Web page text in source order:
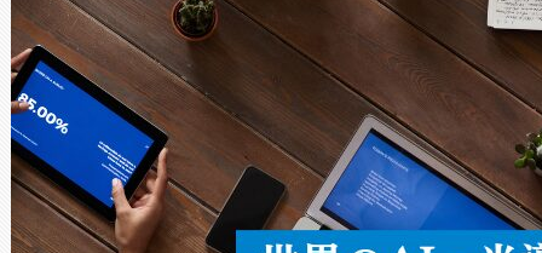
× 80°のノーマルモード、長
ードを切り替えて使用するこ
ることなく、単一のデバイス
うにします。遠距離まで届く
密度なスキャ […]